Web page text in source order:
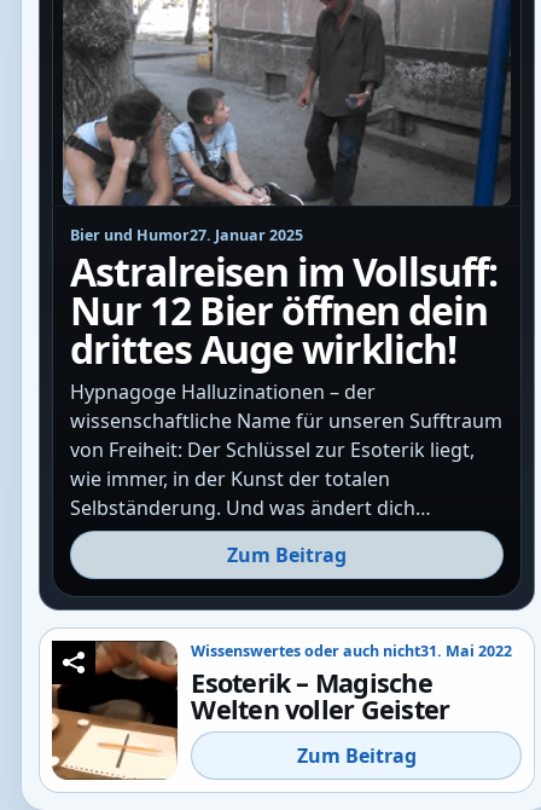
Bier und Humor27. Januar 2025
Astralreisen im Vollsuff:
Nur 12 Bier öffnen dein
drittes Auge wirklich!
Hypnagoge Halluzinationen – der
wissenschaftliche Name für unseren Sufftraum
von Freiheit: Der Schlüssel zur Esoterik liegt,
wie immer, in der Kunst der totalen
Selbständerung. Und was ändert dich…
Zum Beitrag
Wissenswertes oder auch nicht31. Mai 2022
Esoterik – Magische
Welten voller Geister
Zum Beitrag